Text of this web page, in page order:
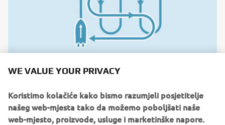
Pattern Steer
WE VALUE YOUR PRIVACY
Koristimo kolačiće kako bismo razumjeli posjetitelje
našeg web-mjesta tako da možemo poboljšati naše
web-mjesto, proizvode, usluge i marketinške napore.